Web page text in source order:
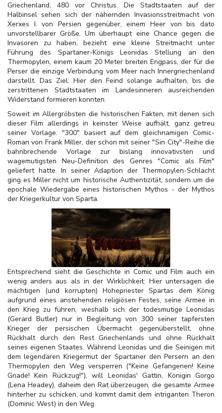
Griechenland, 480 vor Christus. Die Stadtstaaten auf der
Halbinsel sehen sich der nähernden Invasionsstreitmacht von
Xerxes I. von Persien gegenüber, einem Heer von bis dato
unvorstellbarer Größe. Um überhaupt eine Chance gegen die
Invasoren zu haben, bezieht eine kleine Streitmacht unter
Führung des Spartaner-Königs Leonidas Stellung an den
Thermopylen, einem kaum 20 Meter breiten Engpass, der für die
Perser die einzige Verbindung vom Meer nach Innergriechenland
darstellt. Das Ziel: Hier den Feind solange aufhalten, bis die
zerstrittenen Stadtstaaten im Landesinneren ausreichenden
Widerstand formieren konnten.
Soweit im Allergröbsten die historischen Fakten, mit denen sich
dieser Film allerdings in keinster Weise aufhält, ganz getreu
seiner Vorlage. "300" basiert auf dem gleichnamigen Comic-
Roman von Frank Miller, der schon mit seiner "Sin City"-Reihe die
bahnbrechende Vorlage zur bislang innovativsten und
wagemutigsten Neu-Definition des Genres "Comic als Film"
geliefert hatte. In seiner Adaption der Thermopylen-Schlacht
ging es Miller nicht um historische Authentizität, sondern um die
epochale Wiedergabe eines historischen Mythos - der Mythos
der Kriegerkultur von Sparta.
Entsprechend sieht die Geschichte in Comic und Film auch ein
wenig anders aus als in der Wirklichkeit: Hier untersagen die
mächtigen (und korrupten) Hohepriester Spartas dem König
aufgrund eines anstehenden religiösen Festes, seine Armee in
den Krieg zu führen, weshalb sich der todesmutige Leonidas
(Gerard Butler) nur in Begleitung von 300 seiner tapfersten
Krieger der persischen Übermacht gegenüberstellt, ohne
Rückhalt durch den Rest Griechenlands und ohne Rückhalt
seines eigenen Staates. Während Leonidas und die Seinigen mit
dem legendären Kriegermut der Spartaner den Persern an den
Thermopylen den Weg versperren ("Keine Gefangenen! Keine
Gnade! Kein Rückzug!"), will Leonidas' Gattin, Königin Gorgo
(Lena Headey), daheim den Rat überzeugen, die gesamte Armee
hinterher zu schicken, und kommt damit dem intriganten Theron
(Dominic West) in den Weg.